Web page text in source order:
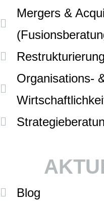
Mergers &
Organisations-
Blog